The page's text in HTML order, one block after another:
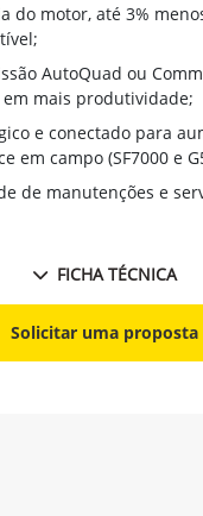
do motor, até 3%
AutoQuad ou
mais produtividade;
e conectado para
em campo (SF7000 e
de manutenções e
FICHA TÉCNICA
Solicitar uma proposta